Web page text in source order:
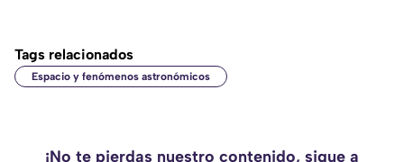
Tags relacionados
Espacio y fenómenos astronómicos
¡No te pierdas nuestro contenido, sigue a